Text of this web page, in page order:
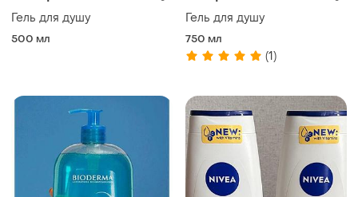
Гель для душу
500 мл
Гель для душу
750 мл
(1)